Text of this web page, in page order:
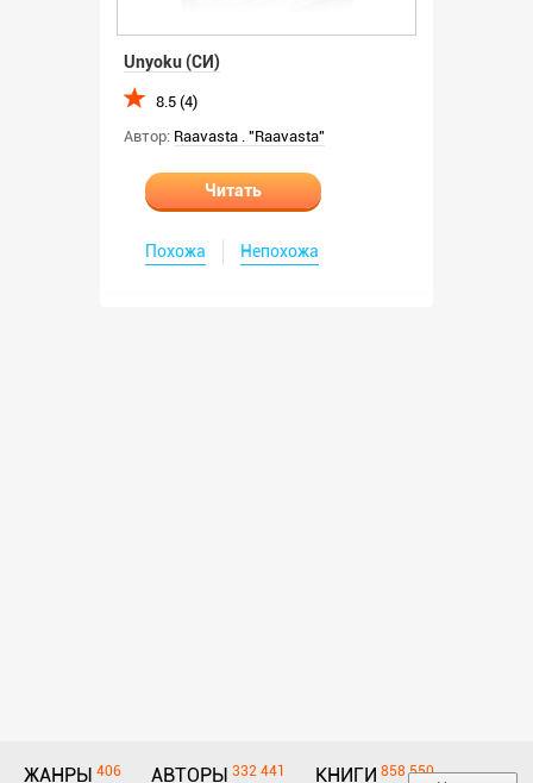
Unyoku (СИ)
8.5 (4)
Автор: Raavasta . "Raavasta"
Читать
Похожа Непохожа
ЖАНРЫ 406 АВТОРЫ 332 441 КНИГИ 858 550